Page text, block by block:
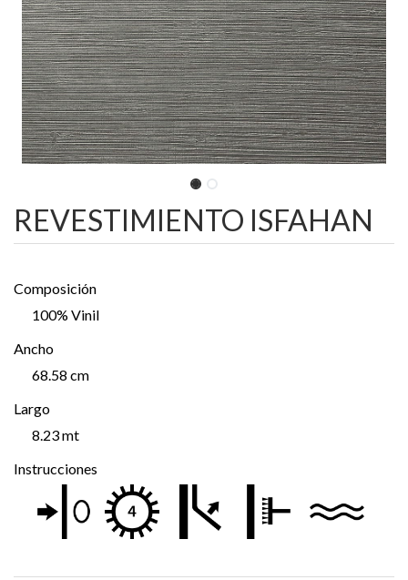
REVESTIMIENTO ISFAHAN
Composición
100% Vinil
Ancho
68.58 cm
Largo
8.23 mt
Instrucciones